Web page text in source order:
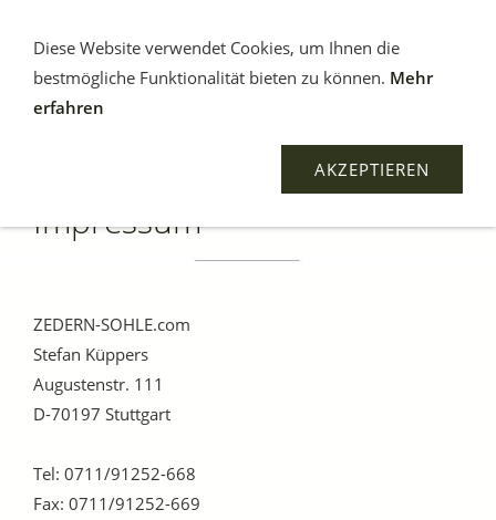
Impressum
ZEDERN-SOHLE.com
Stefan Küppers
Augustenstr. 111
D-70197 Stuttgart
Tel: 0711/91252-668
Fax: 0711/91252-669
Diese Website verwendet Cookies, um Ihnen die
bestmögliche Funktionalität bieten zu können. Mehr
erfahren
AKZEPTIEREN